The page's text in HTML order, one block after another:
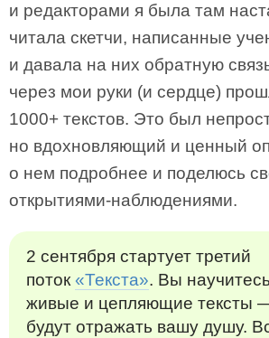
и редакторами я была там
читала скетчи, написанные
и давала на них обратную
через мои руки (и сердце)
1000+ текстов. Это был
но вдохновляющий и ценный
о нем подробнее и поделюсь
открытиями-наблюдениями.
2 сентября стартует третий
поток «Текста». Вы
живые и цепляющие тексты
будут отражать вашу душу.